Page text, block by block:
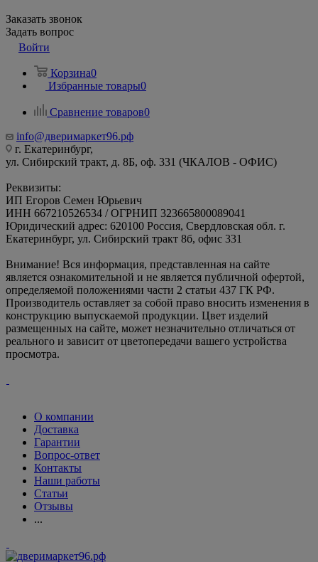
Заказать звонок
Задать вопрос
Войти
Корзина0
Избранные товары0
Сравнение товаров0
info@дверимаркет96.рф
г. Екатеринбург,
ул. Сибирский тракт, д. 8Б, оф. 331 (ЧКАЛОВ - ОФИС)
Реквизиты:
ИП Егоров Семен Юрьевич
ИНН 667210526534 / ОГРНИП 323665800089041
Юридический адрес: 620100 Россия, Свердловская обл. г.
Екатеринбург, ул. Сибирский тракт 8б, офис 331
Внимание! Вся информация, представленная на сайте
является ознакомительной и не является публичной офертой,
определяемой положениями части 2 статьи 437 ГК РФ.
Производитель оставляет за собой право вносить изменения в
конструкцию выпускаемой продукции. Цвет изделий
размещенных на сайте, может незначительно отличаться от
реального и зависит от цветопередачи вашего устройства
просмотра.
О компании
Доставка
Гарантии
Вопрос-ответ
Контакты
Наши работы
Статьи
Отзывы
...